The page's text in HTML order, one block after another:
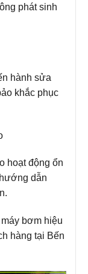
phát sinh
hành sửa
khắc phục
hoạt động ổn
dẫn
bơm hiệu
hàng tại Bến